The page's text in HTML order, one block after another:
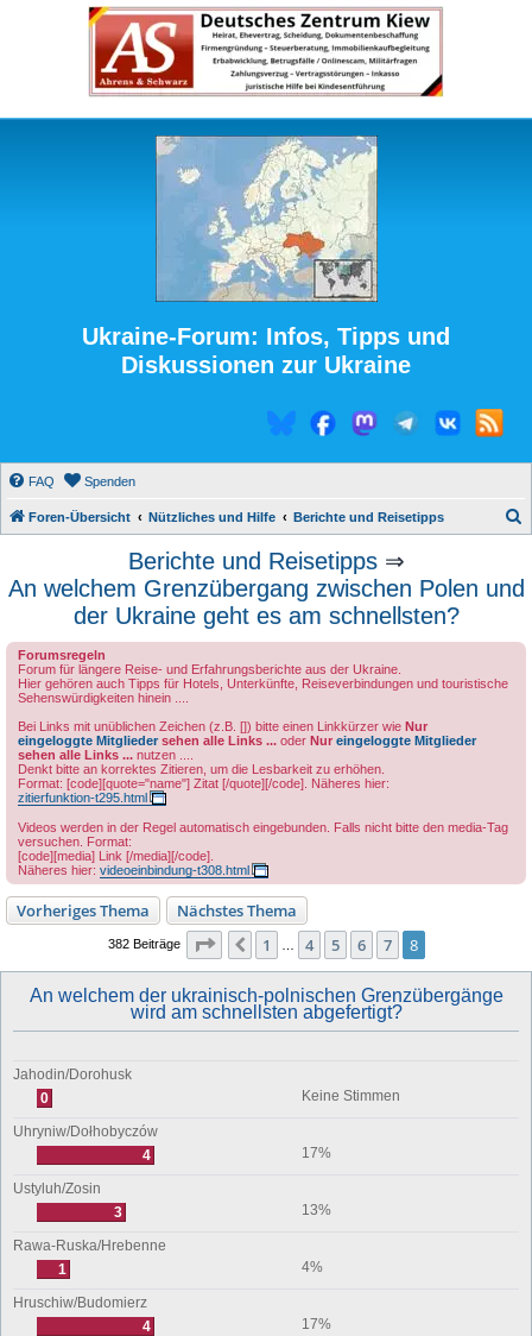
Ukraine-Forum: Infos, Tipps und
Diskussionen zur Ukraine
FAQ Spenden
Foren-Übersicht Nützliches und Hilfe Berichte und Reisetipps
Berichte und Reisetipps⇒
An welchem Grenzübergang zwischen Polen und
der Ukraine geht es am schnellsten?
Forumsregeln
Forum für längere Reise- und Erfahrungsberichte aus der Ukraine.
Hier gehören auch Tipps für Hotels, Unterkünfte, Reiseverbindungen und touristische
Sehenswürdigkeiten hinein ....
Bei Links mit unüblichen Zeichen (z.B. []) bitte einen Linkkürzer wie Nur
eingeloggte Mitgliedersehen alle Links ... oder Nur eingeloggte Mitglieder
sehen alle Links ... nutzen ....
Denkt bitte an korrektes Zitieren, um die Lesbarkeit zu erhöhen.
Format: [code][quote="name"] Zitat [/quote][/code]. Näheres hier:
zitierfunktion-t295.html
Videos werden in der Regel automatisch eingebunden. Falls nicht bitte den media-Tag
versuchen. Format:
[code][media] Link [/media][/code].
Näheres hier: videoeinbindung-t308.html
Vorheriges Thema Nächstes Thema
382 Beiträge Seite von 8
Vorherige
1 4 5 6 7 8
An welchem der ukrainisch-polnischen Grenzübergänge
wird am schnellsten abgefertigt?
Jahodin/Dorohusk
0
Keine Stimmen
Uhryniw/Dołhobyczów
4
17%
Ustyluh/Zosin
3
13%
Rawa-Ruska/Hrebenne
1
4%
Hruschiw/Budomierz
4
17%